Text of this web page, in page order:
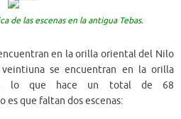
de las escenas en la antigua Tebas.
en la orilla oriental del Nilo
veintiuna se encuentran en la orilla
lo que hace un total de 68
es que faltan dos escenas: